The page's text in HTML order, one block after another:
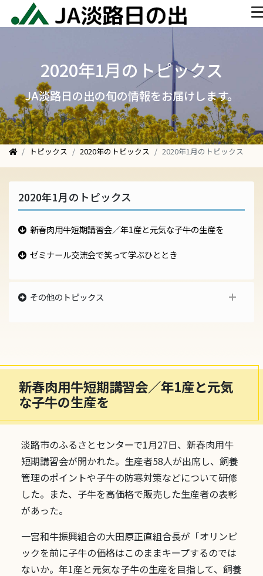
2020年1月のトピックス
JA淡路日の出の旬の情報をお届けします。
トピックス 2020年のトピックス 2020年1月のトピックス
2020年1月のトピックス
新春肉用牛短期講習会／年1産と元気な子牛の生産を
ゼミナール交流会で笑って学ぶひととき
その他のトピックス
2018年のトピックス
2016年のトピックス
2015年のトピックス
過去のトピックス
新春肉用牛短期講習会／年1産と元気
な子牛の生産を
淡路市のふるさとセンターで1月27日、新春肉用牛
短期講習会が開かれた。生産者58人が出席し、飼養
管理のポイントや子牛の防寒対策などについて研修
した。また、子牛を高価格で販売した生産者の表彰
があった。
一宮和牛振興組合の大田原正直組合長が「オリンピ
ックを前に子牛の価格はこのままキープするのでは
ないか。年1産と元気な子牛の生産を目指して、飼養